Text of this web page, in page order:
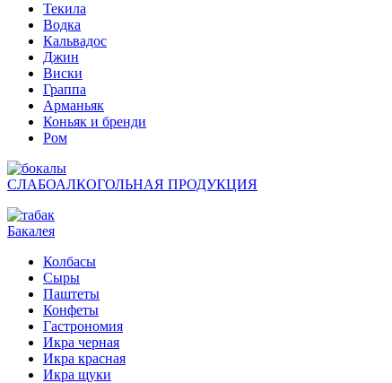
Текила
Водка
Кальвадос
Джин
Виски
Граппа
Арманьяк
Коньяк и бренди
Ром
СЛАБОАЛКОГОЛЬНАЯ ПРОДУКЦИЯ
Бакалея
Колбасы
Сыры
Паштеты
Конфеты
Гастрономия
Икра черная
Икра красная
Икра щуки